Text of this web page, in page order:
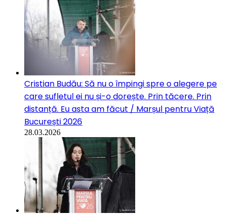
Cristian Budău: Să nu o împingi spre o alegere pe
care sufletul ei nu și-o dorește. Prin tăcere. Prin
distanță. Eu asta am făcut / Marșul pentru Viață
București 2026
28.03.2026